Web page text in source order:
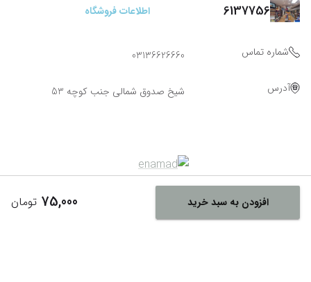
افزودن به سبد خرید 75,000 تومان
6137756 اطلاعات فروشگاه
شماره تماس 03136626660
آدرس شیخ صدوق شمالی جنب کوچه 53